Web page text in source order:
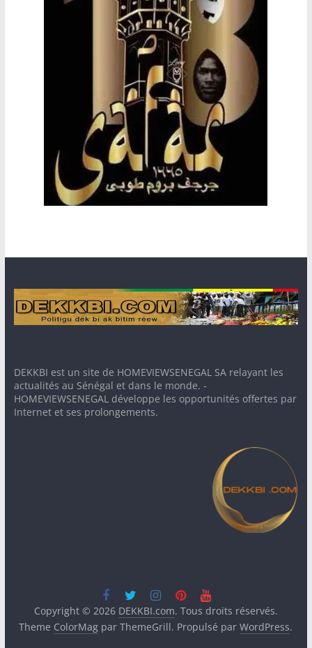
DEKKBI est un site de HOMEVIEWSENEGAL SA relayant les
actualités au Sénégal et dans le monde. -
HOMEVIEWSENEGAL développe les opportunités offertes par
Internet et ses prolongements.
Copyright © 2026 DEKKBI.com. Tous droits réservés.
Theme ColorMag par ThemeGrill. Propulsé parWordPress.